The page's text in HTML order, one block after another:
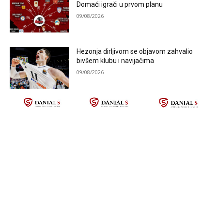
Domaći igrači u prvom planu
09/08/2026
Hezonja dirljivom se objavom zahvalio
bivšem klubu i navijačima
09/08/2026